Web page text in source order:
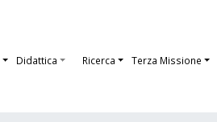
Didattica Ricerca Terza Missione